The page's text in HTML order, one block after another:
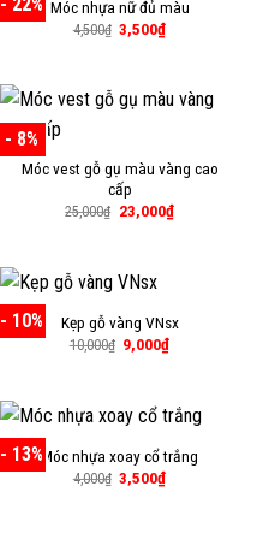
- 22% Móc nhựa nữ đủ màu
4,500₫ Giá
gốc
3,500₫Giá
3,500₫.
- 8%
Móc vest gỗ gụ màu vàng cao
cấp
25,000₫ Giá
gốc
23,000₫Giá
hiện
- 10% Kẹp gỗ vàng VNsx
10,000₫ Giá
gốc
9,000₫Giá
9,000₫.
- 13%Móc nhựa xoay cổ trắng
4,000₫ Giá
gốc
3,500₫Giá